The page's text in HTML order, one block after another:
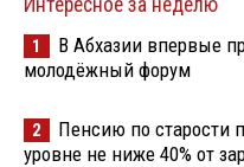
1
В Абхазии впервые
молодёжный форум
2
Пенсию по старости
уровне не ниже 40% от